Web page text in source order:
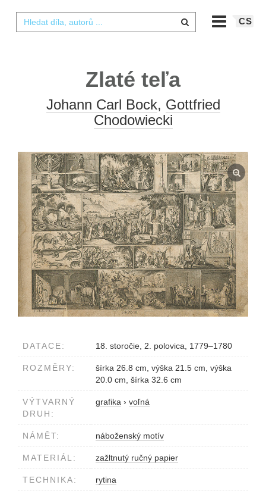
CS
Zlaté teľa
Johann Carl Bock, Gottfried
Chodowiecki
DATACE: 18. storočie, 2. polovica, 1779–1780
ROZMĚRY:
šírka 26.8 cm, výška 21.5 cm, výška
20.0 cm, šírka 32.6 cm
VÝTVARNÝ
DRUH:
grafika › voľná
NÁMĚT: náboženský motív
MATERIÁL: zažltnutý ručný papier
TECHNIKA: rytina